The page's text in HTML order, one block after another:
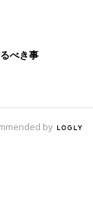
べき事
by